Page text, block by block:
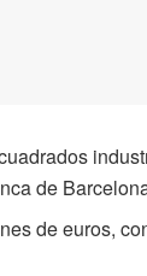
de
de euros,